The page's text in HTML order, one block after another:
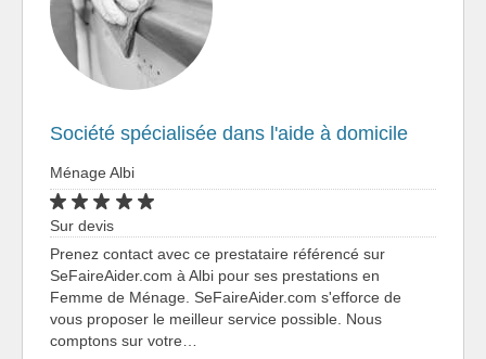
Société spécialisée dans l'aide à domicile
Ménage Albi
Sur devis
Prenez contact avec ce prestataire référencé sur
SeFaireAider.com à Albi pour ses prestations en
Femme de Ménage. SeFaireAider.com s'efforce de
vous proposer le meilleur service possible. Nous
comptons sur votre…